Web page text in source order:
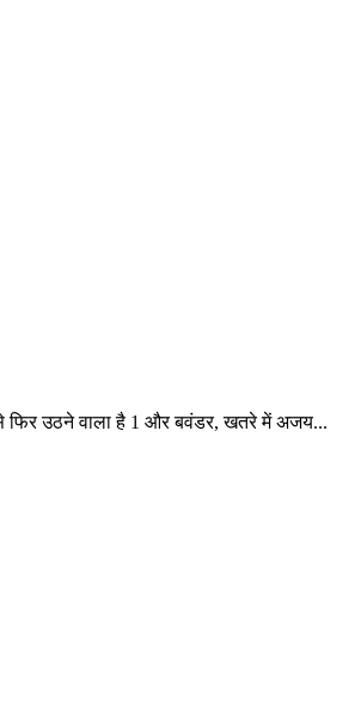
फिर उठने वाला है 1 और बवंडर, खतरे में अजय...